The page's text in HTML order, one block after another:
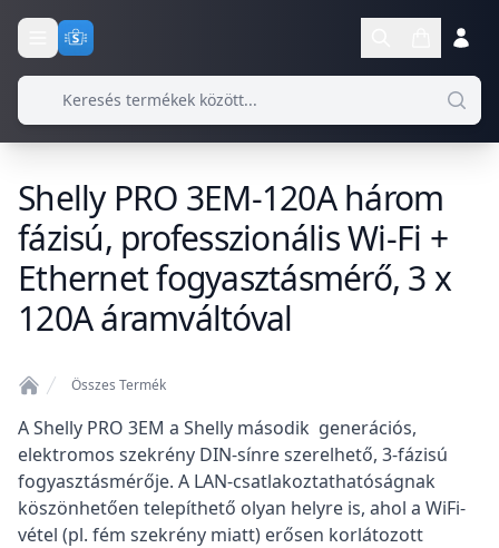
Shelly PRO 3EM-120A három
fázisú, professzionális Wi-Fi +
Ethernet fogyasztásmérő, 3 x
120A áramváltóval
Összes Termék
Termékleírás
A Shelly PRO 3EM a Shelly második generációs,
elektromos szekrény DIN-sínre szerelhető, 3-fázisú
fogyasztásmérője. A LAN-csatlakoztathatóságnak
köszönhetően telepíthető olyan helyre is, ahol a WiFi-
vétel (pl. fém szekrény miatt) erősen korlátozott